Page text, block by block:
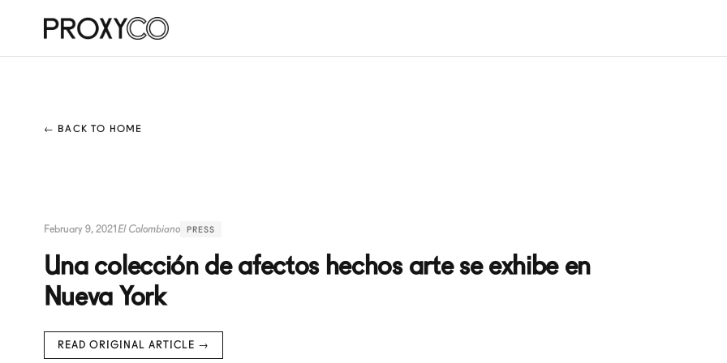
← BACK TO HOME
February 9, 2021 El Colombiano PRESS
Una colección de afectos hechos arte se exhibe en
Nueva York
READ ORIGINAL ARTICLE →